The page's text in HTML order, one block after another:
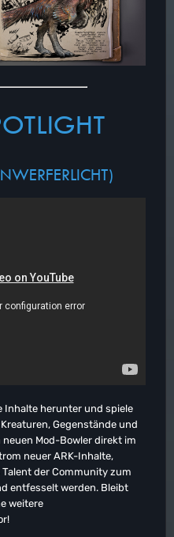
Inhalte herunter und spiele
Gegenstände und
Mod-Bowler direkt im
neuer ARK-Inhalte,
der Community zum
entfesselt werden. Bleibt
weitere